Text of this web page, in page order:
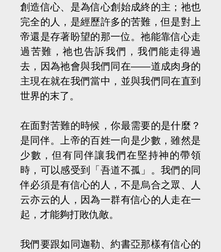
創造信心、是為信心創始成終的主；祂也
完全的人，是經歷許多的苦難，但是對上
帝還是存著盼望的那一位。祂能靠信心走
過苦難，祂也告訴我們，我們能走得過
去，因為祂會與我們同在——道成肉身的
主現在就在我們當中，並與我們同在直到
世界的末了。
在面對苦難的時候，你最需要的是什麼？
是同伴。上帝的百姓一向是少數，雖然是
少數，但有同伴讓我們在堅持神的帶領
時，可以感受到「吾道不孤」。我們的同
伴必須是有信心的人，不是烏合之眾、人
云亦云的人，因為一群有信心的人走在一
起，才能夠打敗仇敵。
我們要跟如同迦勒、約書亞那樣有信心的